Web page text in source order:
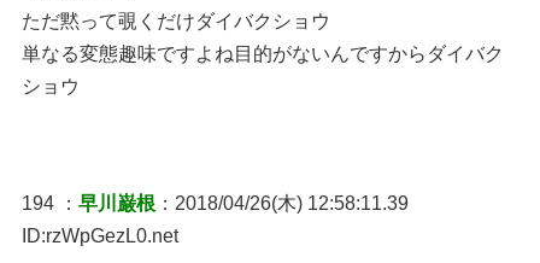
ただ黙って覗くだけダイバクショウ
単なる変態趣味ですよね目的がないんですからダイバク
ショウ
194 ： 早川巌根：2018/04/26(木) 12:58:11.39
ID:rzWpGezL0.net